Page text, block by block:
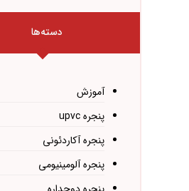
دسته‌ها
آموزش
پنجره upvc
پنجره آکاردئونی
پنجره آلومینیومی